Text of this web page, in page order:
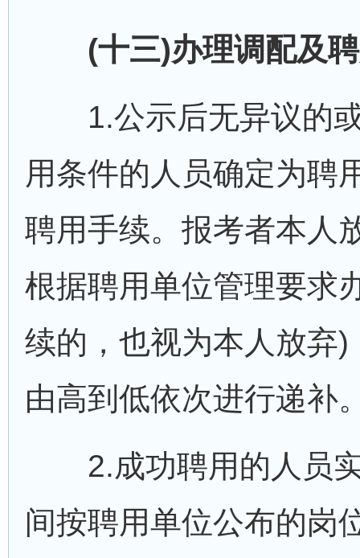
(十三)办理调配及聘
1.公示后无异议的或
用条件的人员确定为聘
聘用手续。报考者本人
根据聘用单位管理要求
续的，也视为本人放弃
由高到低依次进行递补
2.成功聘用的人员实
间按聘用单位公布的岗